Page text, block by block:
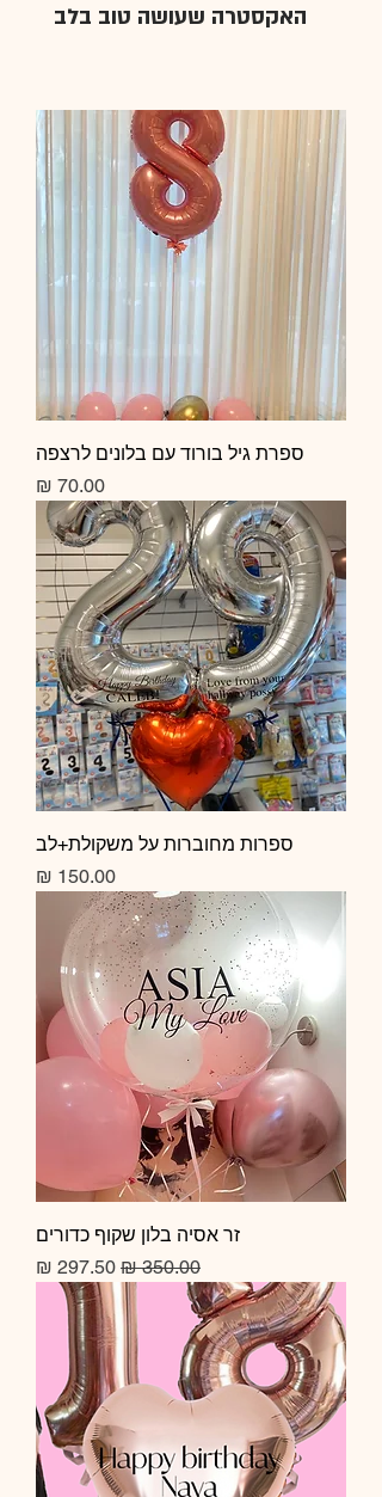
האקסטרה שעושה טוב בלב
ספרת גיל בורוד עם בלונים לרצפה
מחיר
ספרות מחוברות על משקולת+לב
מחיר
זר אסיה בלון שקוף כדורים
מחיר רגיל מחיר מבצע